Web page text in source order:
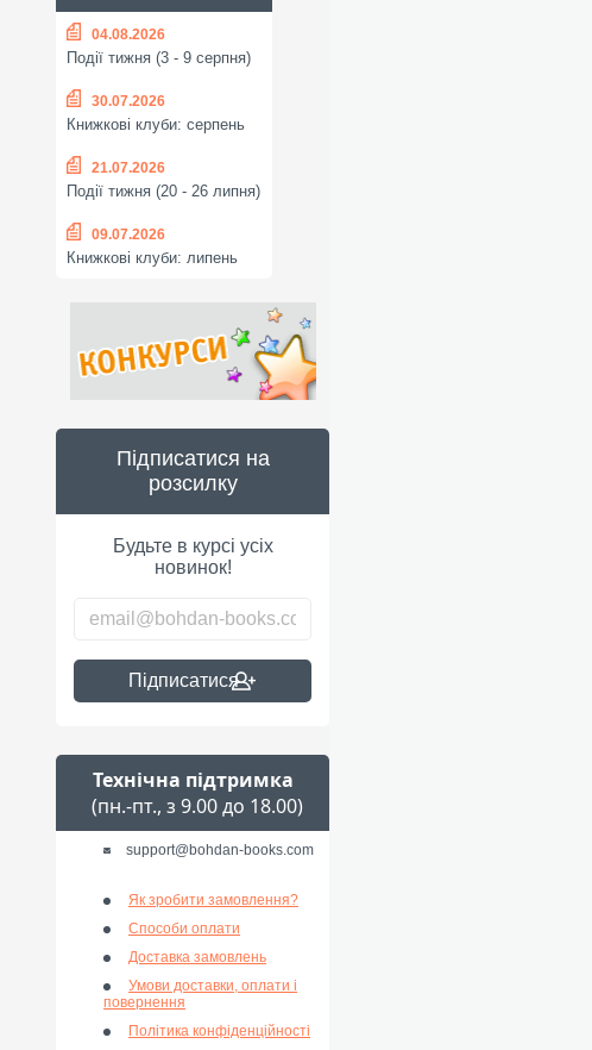
04.08.2026
Події тижня (3 - 9 серпня)
30.07.2026
Книжкові клуби: серпень
21.07.2026
Події тижня (20 - 26 липня)
09.07.2026
Книжкові клуби: липень
Підписатися на
розсилку
Будьте в курсі усіх
новинок!
Підписатися
Технічна підтримка
(пн.-пт., з 9.00 до 18.00)
support@bohdan-books.com
Як зробити замовлення?
Способи оплати
Доставка замовлень
Умови доставки, оплати і
повернення
Політика конфіденційності